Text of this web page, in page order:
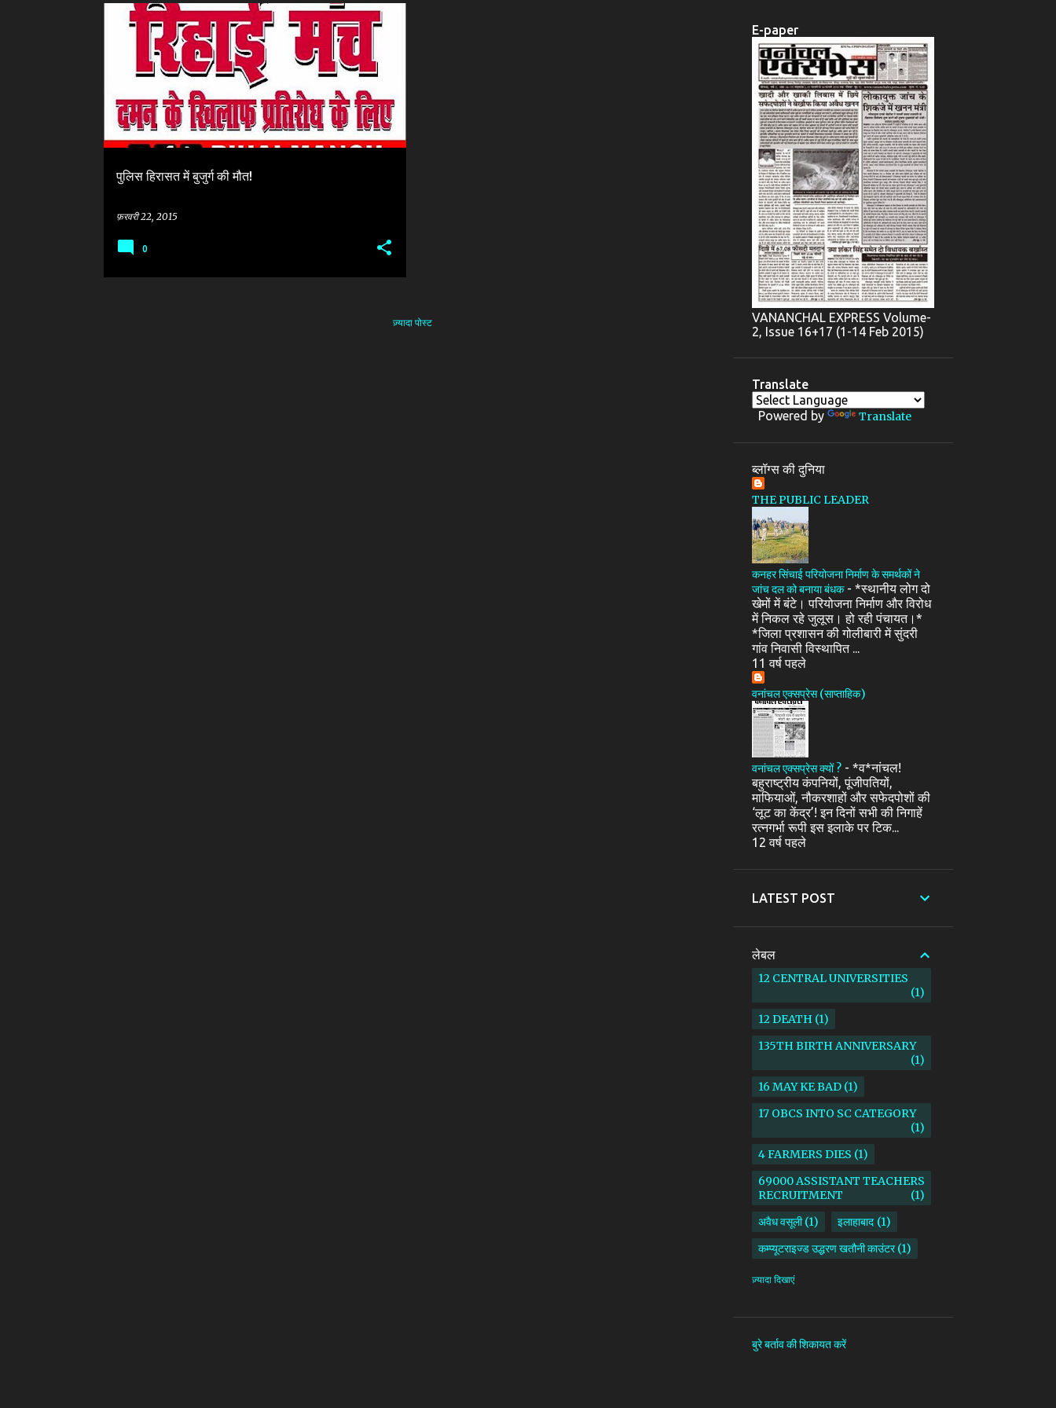
पुलिस हिरासत में बुजुर्ग की मौत!
फ़रवरी 22, 2015
ALLAHABAD CUSTODIAL DEATH +2
0
ज़्यादा पोस्ट
E-paper
VANANCHAL EXPRESS Volume-
2, Issue 16+17 (1-14 Feb 2015)
Translate
Powered by Translate
ब्लॉग्स की दुनिया
THE PUBLIC LEADER
कनहर सिंचाई परियोजना निर्माण के समर्थकों ने
जांच दल को बनाया बंधक - *स्थानीय लोग दो
खेमों में बंटे। परियोजना निर्माण और विरोध
में निकल रहे जुलूस। हो रही पंचायत।*
*जिला प्रशासन की गोलीबारी में सुंदरी
गांव निवासी विस्थापित ...
11 वर्ष पहले
वनांचल एक्सप्रेस (साप्ताहिक)
वनांचल एक्सप्रेस क्यों ? - *व*नांचल!
बहुराष्ट्रीय कंपनियों, पूंजीपतियों,
माफियाओं, नौकरशाहों और सफेदपोशों की
‘लूट का केंद्र’! इन दिनों सभी की निगाहें
रत्नगर्भा रूपी इस इलाके पर टिक...
12 वर्ष पहले
LATEST POST
लेबल
12 CENTRAL UNIVERSITIES
1
12 DEATH 1
135TH BIRTH ANNIVERSARY
1
16 MAY KE BAD 1
17 OBCS INTO SC CATEGORY
1
4 FARMERS DIES 1
69000 ASSISTANT TEACHERS
RECRUITMENT
1
अवैध वसूली 1 इलाहाबाद 1
कम्प्यूटराइज्ड उद्धरण खतौनी काउंटर 1
किसान 1
AAM ADAMI PARTY
ज़्यादा दिखाएं
बुरे बर्ताव की शिकायत करें